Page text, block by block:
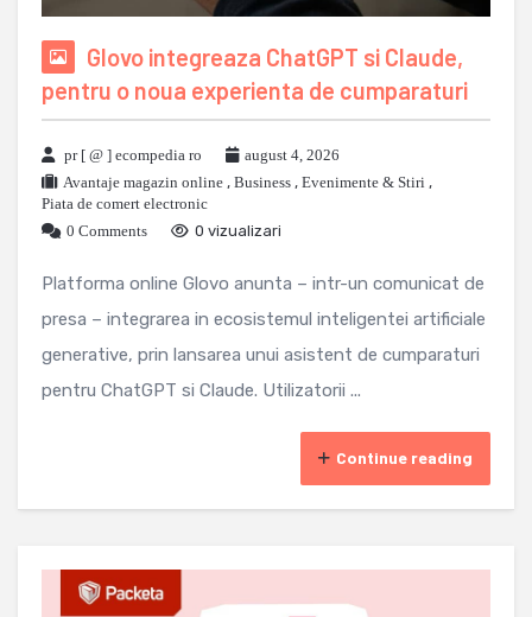
Glovo integreaza ChatGPT si Claude,
pentru o noua experienta de cumparaturi
pr [ @ ] ecompedia ro
august 4, 2026
Avantaje magazin online , Business , Evenimente & Stiri ,
Piata de comert electronic
0 Comments
0 vizualizari
Platforma online Glovo anunta – intr-un comunicat de
presa – integrarea in ecosistemul inteligentei artificiale
generative, prin lansarea unui asistent de cumparaturi
pentru ChatGPT si Claude. Utilizatorii ...
Continue reading